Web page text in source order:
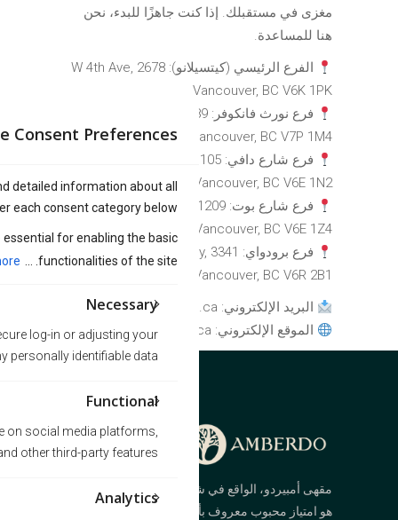
Consent Preferences
detailed information about all
each consent category below.
for enabling the basic
functionalities of the site. ...
Necessary
log-in or adjusting your
personally identifiable data.
Functional
on social media platforms,
other third-party features.
Analytics
مغزى في مستقبلك. إذا كنت جاهزًا للبدء، نحن
هنا للمساعدة.
الفرع الرئيسي (كيتسيلانو): 2678 W 4th Ave,
Vancouver, BC V6K 1PK
Crescent, North Vancouver, BC V7P 1M4
Vancouver, BC V6E 1N2
فرع شارع بوت: 1209 Bute Street,
Vancouver, BC V6E 1Z4
فرع برودواي: 3341 W Broadway,
Vancouver, BC V6R 2B1
البريد الإلكتروني: info@amberdo.ca
الموقع الإلكتروني: amberdo.ca
مقهى أمبيردو، الواقع في شارع كيتسيانو في فانكوفر،
هو امتياز محبوب معروف بأجوائه الهادئة المستوحاة